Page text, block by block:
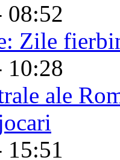
08:52
Zile
10:28
ale
15:51